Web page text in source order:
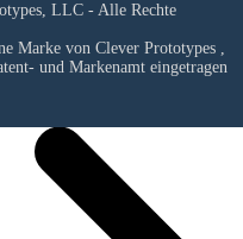
LLC - Alle Rechte
Marke von Clever Prototypes ,
und Markenamt eingetragen